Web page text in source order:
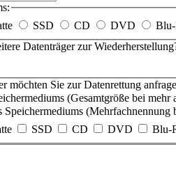
SSD CD DVD
Datenträger zur
möchten Sie zur Datenrettung
(Gesamtgröße bei
Speichermediums
SSD CD DVD Blu-